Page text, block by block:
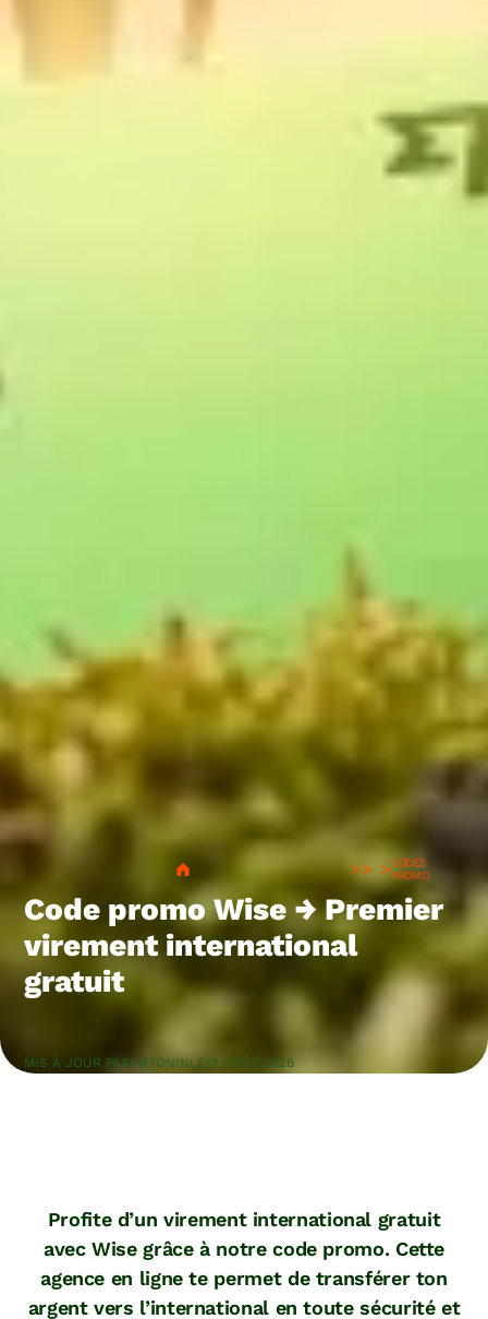
>
CODES
PROMO
Code promo Wise → Premier
virement international
gratuit
MIS À JOUR PARANTONINLE01 AOÛT 2026
Profite d’un virement international gratuit
avec Wise grâce à notre code promo. Cette
agence en ligne te permet de transférer ton
argent vers l’international en toute sécurité et